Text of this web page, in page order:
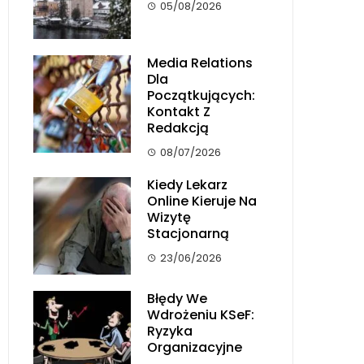
05/08/2026
Media Relations
Dla
Początkujących:
Kontakt Z
Redakcją
08/07/2026
Kiedy Lekarz
Online Kieruje Na
Wizytę
Stacjonarną
23/06/2026
Błędy We
Wdrożeniu KSeF:
Ryzyka
Organizacyjne